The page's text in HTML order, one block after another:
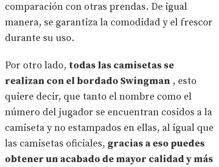
comparación con otras prendas. De igual
manera, se garantiza la comodidad y el frescor
durante su uso.
Por otro lado, todas las camisetas se
realizan con el bordado Swingman , esto
quiere decir, que tanto el nombre como el
número del jugador se encuentran cosidos a la
camiseta y no estampados en ellas, al igual que
las camisetas oficiales, gracias a eso puedes
obtener un acabado de mayor calidad y más